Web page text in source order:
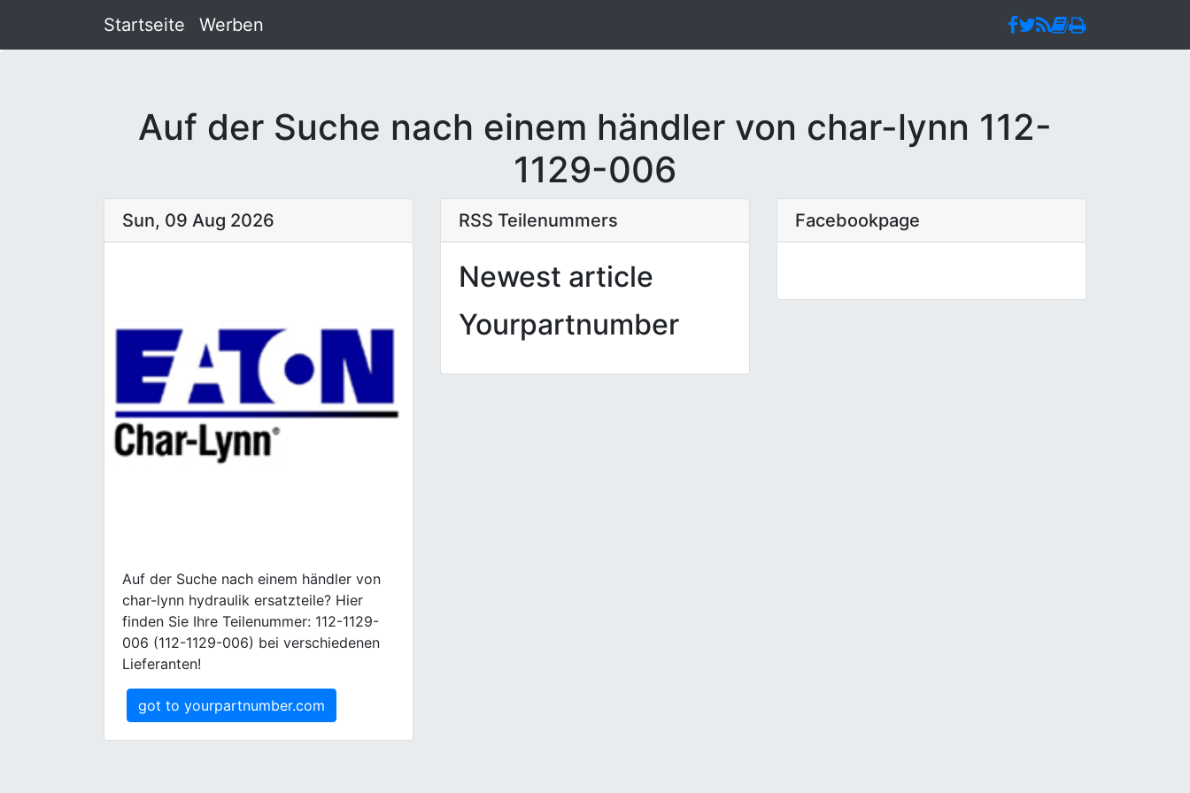
Startseite Werben
Auf der Suche nach einem händler von char-lynn 112-
1129-006
Sun, 09 Aug 2026
Auf der Suche nach einem händler von
char-lynn hydraulik ersatzteile? Hier
finden Sie Ihre Teilenummer: 112-1129-
006 (112-1129-006) bei verschiedenen
Lieferanten!
got to yourpartnumber.com
RSS Teilenummers
Newest article
Yourpartnumber
Facebookpage